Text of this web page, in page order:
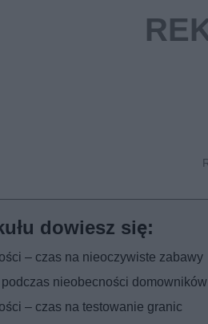
– czas na nieoczywiste zabawy
nieobecności domowników
– czas na testowanie granic